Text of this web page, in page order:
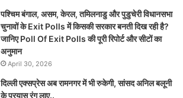
पश्चिम बंगाल, असम, केरल, तमिलनाडु और पुडुचेरी विधानसभा
चुनावों के Exit Polls में किसकी सरकार बनती दिख रही है?
जानिए Poll Of Exit Polls की पूरी रिपोर्ट और सीटों का
अनुमान
April 30, 2026
दिल्ली एक्सप्रेस अब रामनगर में भी रुकेगी, सांसद अनिल बलूनी
के प्रयास रंग लाए..